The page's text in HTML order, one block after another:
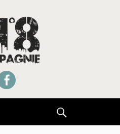
8 DRAC ILE DE FRANCE
Facebook